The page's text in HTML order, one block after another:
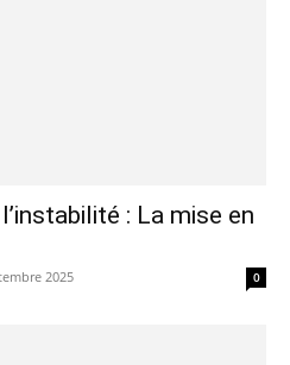
: La mise en
2025 0